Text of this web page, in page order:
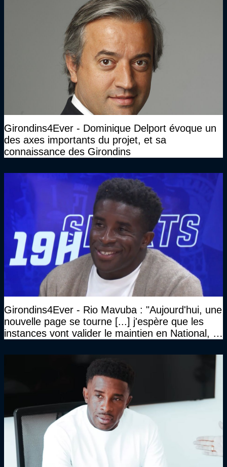
Girondins4Ever - Dominique Delport évoque un
des axes importants du projet, et sa
connaissance des Girondins
Girondins4Ever - Rio Mavuba : "Aujourd'hui, une
nouvelle page se tourne [...] j'espère que les
instances vont valider le maintien en National, et
haut niveau"